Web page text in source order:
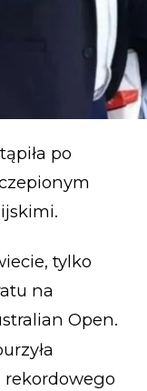
po
tylko
na
Open.